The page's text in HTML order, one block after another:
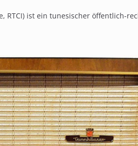
RTCI) ist ein tunesischer öffentlich-